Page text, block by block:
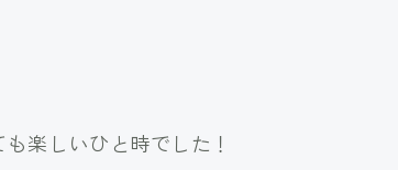
楽しいひと時でした！